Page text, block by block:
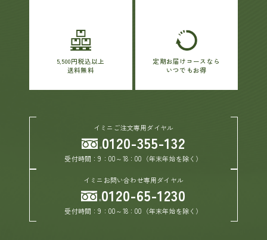
5,500円税込以上
送料無料
定期お届けコースなら
いつでもお得
イミニご注文専用ダイヤル
0120-355-132
受付時間：9：00～18：00（年末年始を除く）
イミニお問い合わせ専用ダイヤル
0120-65-1230
受付時間：9：00～18：00（年末年始を除く）